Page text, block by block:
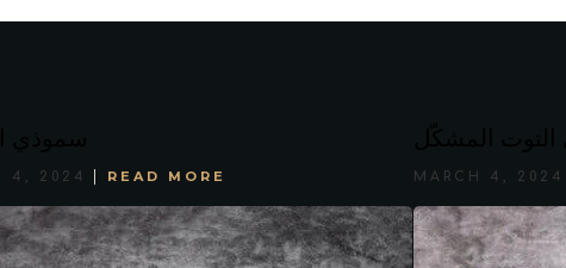
4, 2024 READ MORE MARCH 4, 2024